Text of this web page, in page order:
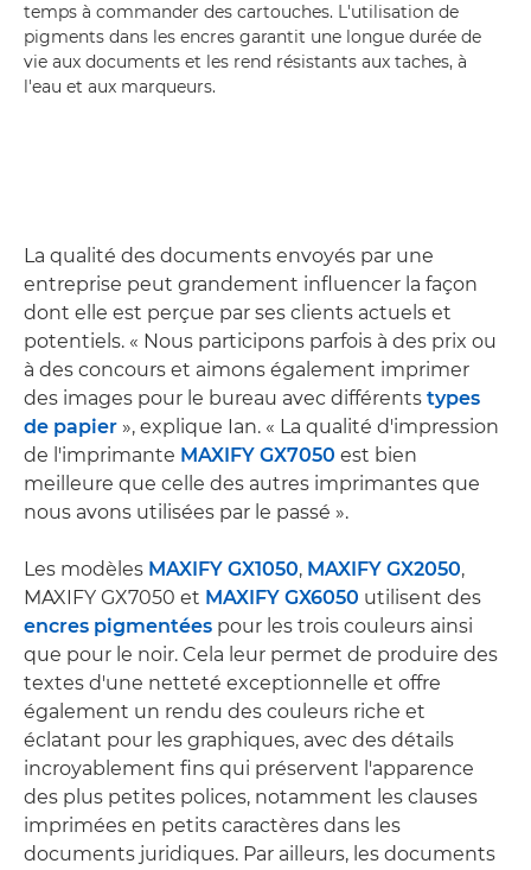
temps à commander des cartouches. L'utilisation de
pigments dans les encres garantit une longue durée de
vie aux documents et les rend résistants aux taches, à
l'eau et aux marqueurs.
La qualité des documents envoyés par une
entreprise peut grandement influencer la façon
dont elle est perçue par ses clients actuels et
potentiels. « Nous participons parfois à des prix ou
à des concours et aimons également imprimer
des images pour le bureau avec différents types
de papier », explique Ian. « La qualité d'impression
de l'imprimante MAXIFY GX7050 est bien
meilleure que celle des autres imprimantes que
nous avons utilisées par le passé ».
Les modèles MAXIFY GX1050, MAXIFY GX2050,
MAXIFY GX7050 et MAXIFY GX6050 utilisent des
encres pigmentées pour les trois couleurs ainsi
que pour le noir. Cela leur permet de produire des
textes d'une netteté exceptionnelle et offre
également un rendu des couleurs riche et
éclatant pour les graphiques, avec des détails
incroyablement fins qui préservent l'apparence
des plus petites polices, notamment les clauses
imprimées en petits caractères dans les
documents juridiques. Par ailleurs, les documents